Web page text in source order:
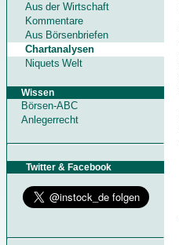
Aus der Wirtschaft
Kommentare
Aus Börsenbriefen
Chartanalysen
Niquets Welt
Wissen
Börsen-ABC
Anlegerrecht
Twitter & Facebook